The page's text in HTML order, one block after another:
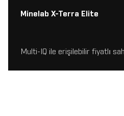
Minelab X-Terra Elite
Multi-IQ ile erişilebilir fiyatlı